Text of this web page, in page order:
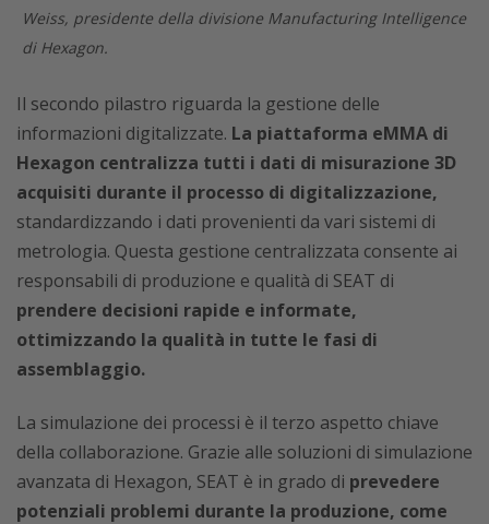
Weiss, presidente della divisione Manufacturing Intelligence
di Hexagon.
Il secondo pilastro riguarda la gestione delle
informazioni digitalizzate. La piattaforma eMMA di
Hexagon centralizza tutti i dati di misurazione 3D
acquisiti durante il processo di digitalizzazione,
standardizzando i dati provenienti da vari sistemi di
metrologia. Questa gestione centralizzata consente ai
responsabili di produzione e qualità di SEAT di
prendere decisioni rapide e informate,
ottimizzando la qualità in tutte le fasi di
assemblaggio.
La simulazione dei processi è il terzo aspetto chiave
della collaborazione. Grazie alle soluzioni di simulazione
avanzata di Hexagon, SEAT è in grado di prevedere
potenziali problemi durante la produzione, come